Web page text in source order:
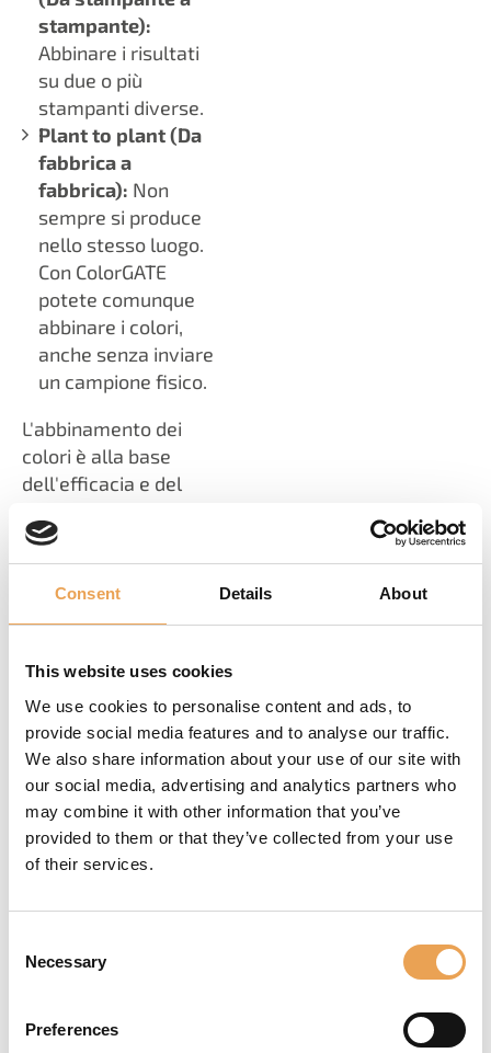
Consent Details About
This website uses cookies
We use cookies to personalise content and ads, to
provide social media features and to analyse our traffic.
We also share information about your use of our site with
our social media, advertising and analytics partners who
may combine it with other information that you’ve
provided to them or that they’ve collected from your use
of their services.
Selection
Necessary
Preferences
stampante):
Abbinare i risultati
su due o più
stampanti diverse.
Plant to plant (Da
fabbrica a
fabbrica): Non
sempre si produce
nello stesso luogo.
Con ColorGATE
potete comunque
abbinare i colori,
anche senza inviare
un campione fisico.
L'abbinamento dei
colori è alla base
dell'efficacia e del
applicazioni di stampa,
ed è quindi una priorità
assoluta sia per le
aziende che per i
materiali stampati di
alta qualità.
OTTIMIZZARE,
STANDARDIZZARE,
essenziali nella stampa
si tratta di mantenere una